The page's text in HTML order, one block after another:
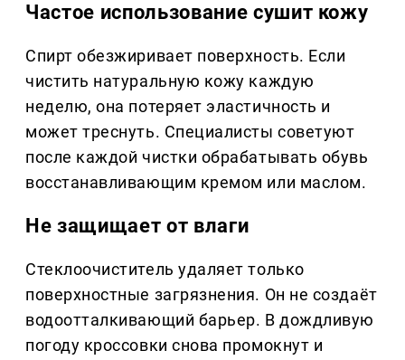
Частое использование сушит кожу
Спирт обезжиривает поверхность. Если
чистить натуральную кожу каждую
неделю, она потеряет эластичность и
может треснуть. Специалисты советуют
после каждой чистки обрабатывать обувь
восстанавливающим кремом или маслом.
Не защищает от влаги
Стеклоочиститель удаляет только
поверхностные загрязнения. Он не создаёт
водоотталкивающий барьер. В дождливую
погоду кроссовки снова промокнут и